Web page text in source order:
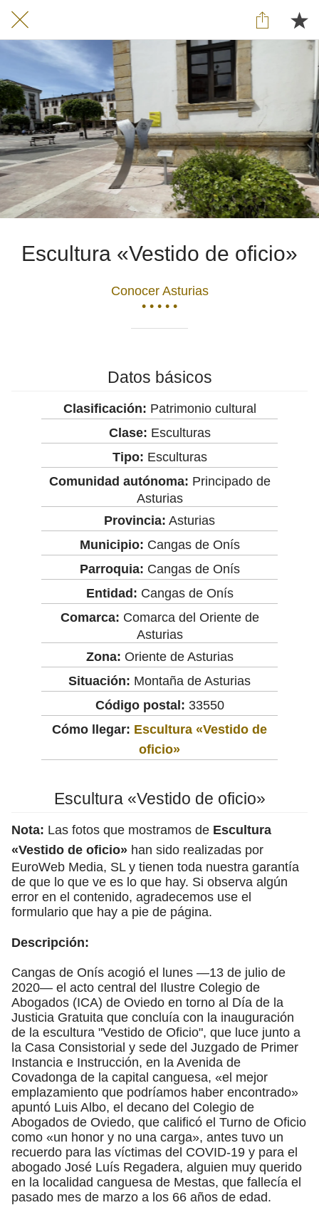
Escultura «Vestido de oficio»
Conocer Asturias
• • • • •
Datos básicos
Clasificación: Patrimonio cultural
Clase: Esculturas
Tipo: Esculturas
Comunidad autónoma: Principado de
Asturias
Provincia: Asturias
Municipio: Cangas de Onís
Parroquia: Cangas de Onís
Entidad: Cangas de Onís
Comarca: Comarca del Oriente de
Asturias
Zona: Oriente de Asturias
Situación: Montaña de Asturias
Código postal: 33550
Cómo llegar: Escultura «Vestido de
oficio»
Escultura «Vestido de oficio»
Nota: Las fotos que mostramos de Escultura
«Vestido de oficio» han sido realizadas por
EuroWeb Media, SL y tienen toda nuestra garantía
de que lo que ve es lo que hay. Si observa algún
error en el contenido, agradecemos use el
formulario que hay a pie de página.
Descripción:
Cangas de Onís acogió el lunes —13 de julio de
2020— el acto central del Ilustre Colegio de
Abogados (ICA) de Oviedo en torno al Día de la
Justicia Gratuita que concluía con la inauguración
de la escultura "Vestido de Oficio", que luce junto a
la Casa Consistorial y sede del Juzgado de Primer
Instancia e Instrucción, en la Avenida de
Covadonga de la capital canguesa, «el mejor
emplazamiento que podríamos haber encontrado»
apuntó Luis Albo, el decano del Colegio de
Abogados de Oviedo, que calificó el Turno de Oficio
como «un honor y no una carga», antes tuvo un
recuerdo para las víctimas del COVID-19 y para el
abogado José Luís Regadera, alguien muy querido
en la localidad canguesa de Mestas, que fallecía el
pasado mes de marzo a los 66 años de edad.